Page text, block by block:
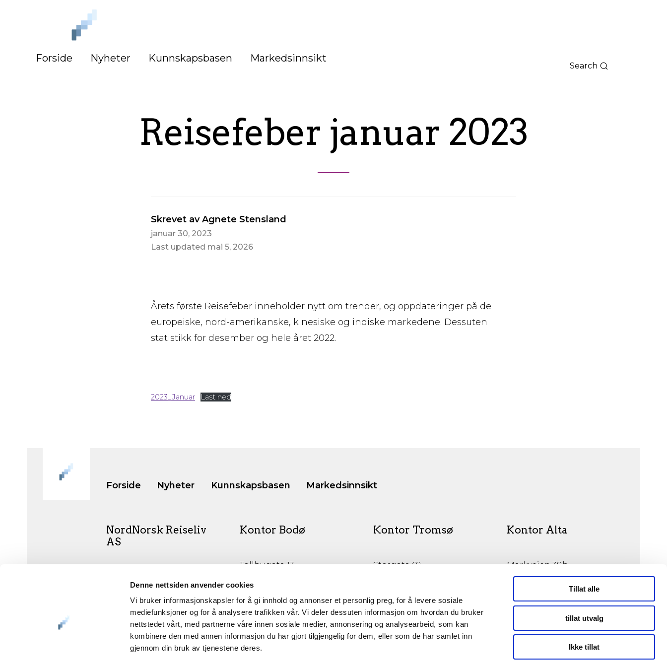
Denne nettsiden anvender cookies
Vi bruker informasjonskapsler for å gi innhold og annonser et personlig preg, for å levere sosiale
mediefunksjoner og for å analysere trafikken vår. Vi deler dessuten informasjon om hvordan du bruker
nettstedet vårt, med partnerne våre innen sosiale medier, annonsering og analysearbeid, som kan
kombinere den med annen informasjon du har gjort tilgjengelig for dem, eller som de har samlet inn
gjennom din bruk av tjenestene deres.
Tillat alle
tillat utvalg
Ikke tillat
Nord
Norge
Forside Nyheter Kunnskapsbasen Markedsinnsikt
Search
Reisefeber januar 2023
Skrevet av Agnete Stensland
januar 30, 2023
Last updated mai 5, 2026
Årets første Reisefeber inneholder nytt om trender, og oppdateringer på de
europeiske, nord-amerikanske, kinesiske og indiske markedene. Dessuten
statistikk for desember og hele året 2022.
2023_Januar Last ned
Forside Nyheter Kunnskapsbasen Markedsinnsikt
NordNorsk Reiseliv
AS
Kontor Bodø
Tollbugata 13,
Kontor Tromsø
Storgata 69
Kontor Alta
Markveien 38b
9510 Alta
Org.nr. 994 153 862